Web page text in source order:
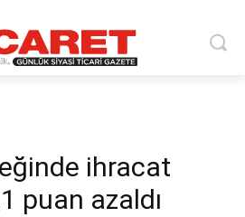
ihracat
puan azaldı